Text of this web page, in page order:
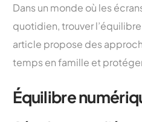
Dans un monde où les
quotidien, trouver
article propose des
temps en famille et
Équilibre